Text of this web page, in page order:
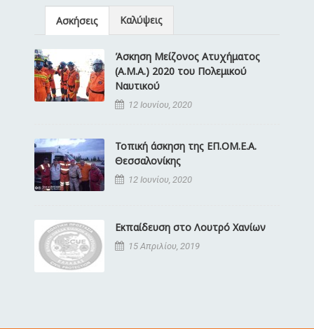
Ασκήσεις Καλύψεις
Άσκηση Μείζονος Ατυχήματος
(Α.Μ.Α.) 2020 του Πολεμικού
Ναυτικού
12 Ιουνίου, 2020
Τοπική άσκηση της ΕΠ.ΟΜ.Ε.Α.
Θεσσαλονίκης
12 Ιουνίου, 2020
Εκπαίδευση στο Λουτρό Χανίων
15 Απριλίου, 2019